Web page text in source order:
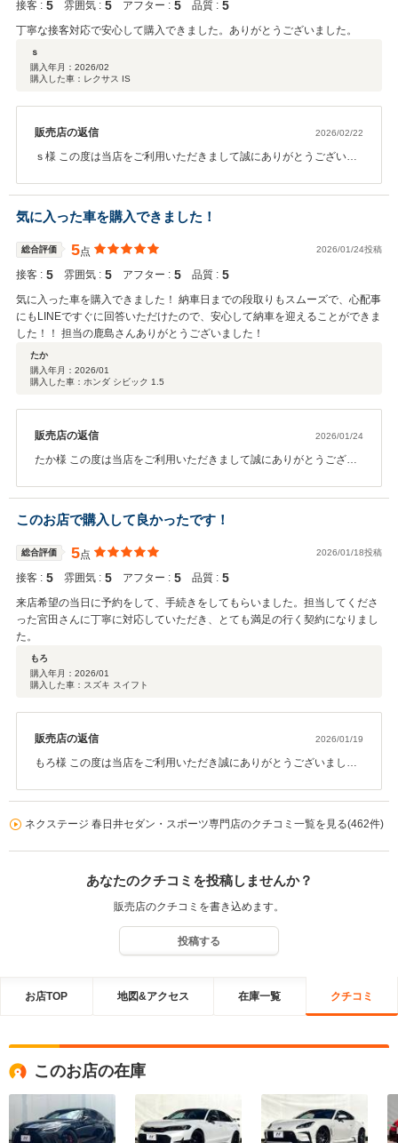
接客 : 5 雰囲気 : 5 アフター : 5 品質 : 5
丁寧な接客対応で安心して購入できました。ありがとうございました。
ｓ
購入年月： 2026/02
購入した車：レクサス IS
販売店の返信 2026/02/22
ｓ様 この度は当店をご利用いただきまして誠にありがとうございま
気に入った車を購入できました！
総合評価 5点 2026/01/24投稿
接客 : 5 雰囲気 : 5 アフター : 5 品質 : 5
気に入った車を購入できました！ 納車日までの段取りもスムーズで、心配事
にもLINEですぐに回答いただけたので、安心して納車を迎えることができま
した！！ 担当の鹿島さんありがとうございました！
たか
購入年月： 2026/01
購入した車：ホンダ シビック 1.5
販売店の返信 2026/01/24
たか様 この度は当店をご利用いただきまして誠にありがとうござい
このお店で購入して良かったです！
総合評価 5点 2026/01/18投稿
接客 : 5 雰囲気 : 5 アフター : 5 品質 : 5
来店希望の当日に予約をして、手続きをしてもらいました。担当してくださ
った宮田さんに丁寧に対応していただき、とても満足の行く契約になりまし
た。
もろ
購入年月： 2026/01
購入した車：スズキ スイフト
販売店の返信 2026/01/19
もろ様 この度は当店をご利用いただき誠にありがとうございまし
ネクステージ 春日井セダン・スポーツ専門店のクチコミ一覧を見る(462件)
あなたのクチコミを投稿しませんか？
販売店のクチコミを書き込めます。
投稿する
お店TOP 地図&アクセス 在庫一覧 クチコミ
このお店の在庫